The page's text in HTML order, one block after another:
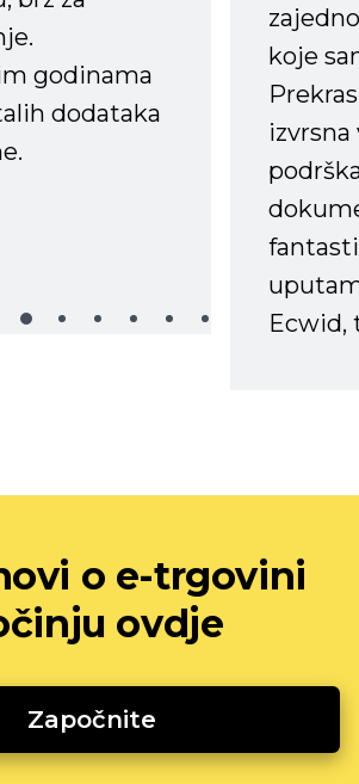
godinama
dodataka
koje
Ecwid,
o e-trgovini
ovdje
Započnite